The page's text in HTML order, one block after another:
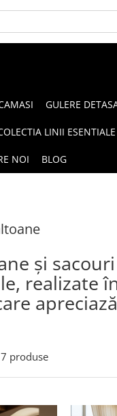
GULERE
LINII ESENTIALE
NOI BLOG
și
realizate
7 produse